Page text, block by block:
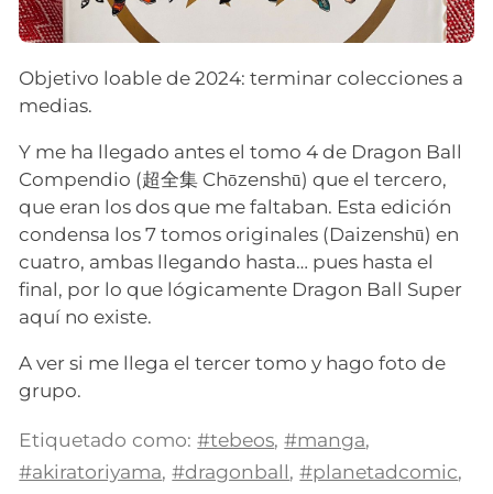
Objetivo loable de 2024: terminar colecciones a
medias.
Y me ha llegado antes el tomo 4 de Dragon Ball
Compendio (超全集 Chōzenshū) que el tercero,
que eran los dos que me faltaban. Esta edición
condensa los 7 tomos originales (Daizenshū) en
cuatro, ambas llegando hasta… pues hasta el
final, por lo que lógicamente Dragon Ball Super
aquí no existe.
A ver si me llega el tercer tomo y hago foto de
grupo.
Etiquetado como: #tebeos,#manga,
#akiratoriyama,#dragonball,#planetadcomic,